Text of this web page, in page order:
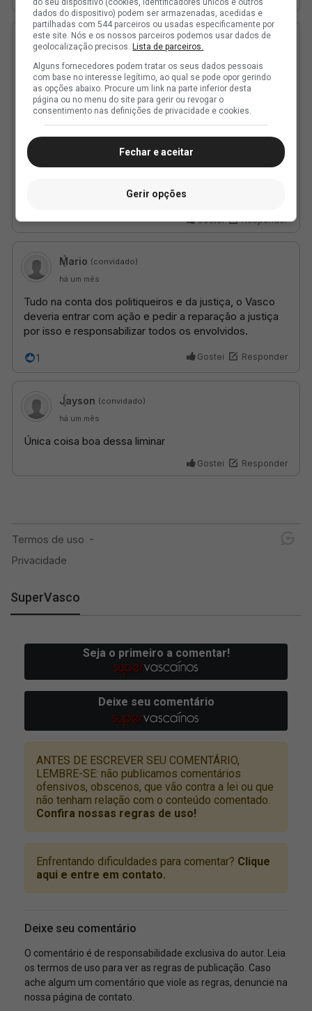
SuperVasco
dados do dispositivo) podem ser armazenadas, acedidas e
partilhadas com 544 parceiros ou usadas especificamente por
este site. Nós e os nossos parceiros podemos usar dados de
geolocalização precisos.Lista de parceiros.
Alguns fornecedores podem tratar os seus dados pessoais
com base no interesse legítimo, ao qual se pode opor gerindo
as opções abaixo. Procure um link na parte inferior desta
página ou no menu do site para gerir ou revogar o
consentimento nas definições de privacidade e cookies.
Fechar e aceitar
Gerir opções